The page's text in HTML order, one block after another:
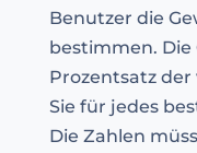
Benutzer die
bestimmen.
Prozentsatz
Sie für jedes
Die Zahlen